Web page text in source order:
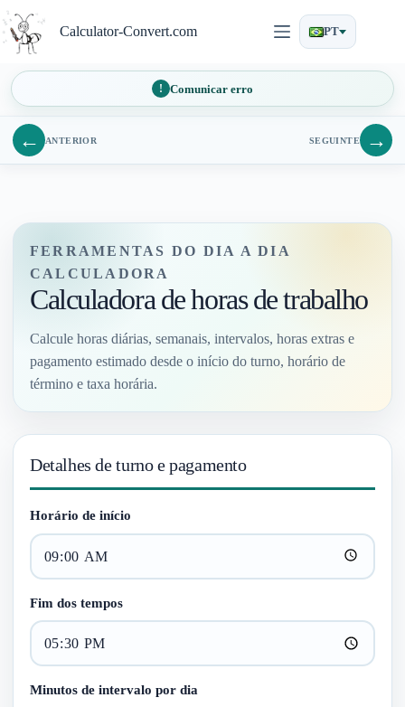
para
o
conteúdo
Calculator-Convert.com PT
Comunicar erro
← ANTERIOR SEGUINTE →
FERRAMENTAS DO DIA A DIA
CALCULADORA
Calculadora de horas de trabalho
Calcule horas diárias, semanais, intervalos, horas extras e
pagamento estimado desde o início do turno, horário de
término e taxa horária.
Detalhes de turno e pagamento
Horário de início
Fim dos tempos
Minutos de intervalo por dia